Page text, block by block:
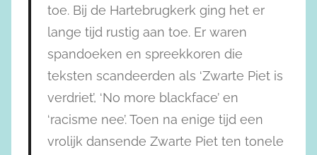
toe. Bij de Hartebrugkerk ging het er
lange tijd rustig aan toe. Er waren
spandoeken en spreekkoren die
teksten scandeerden als ‘Zwarte Piet is
verdriet’, ‘No more blackface’ en
‘racisme nee’. Toen na enige tijd een
vrolijk dansende Zwarte Piet ten tonele